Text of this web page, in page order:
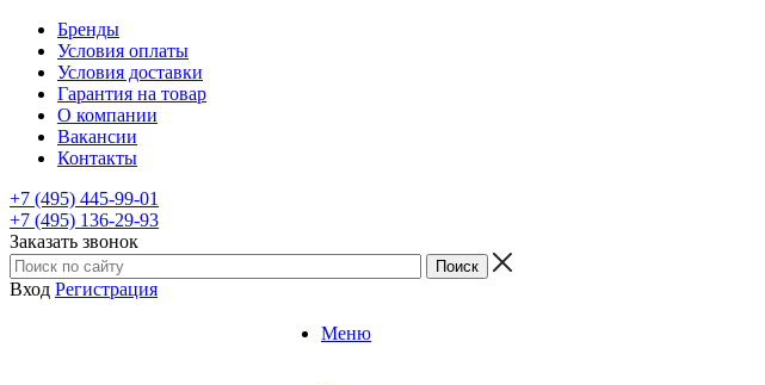
Бренды
Условия оплаты
Условия доставки
Гарантия на товар
О компании
Вакансии
Контакты
+7 (495) 445-99-01
+7 (495) 136-29-93
Заказать звонок
Вход Регистрация
Меню